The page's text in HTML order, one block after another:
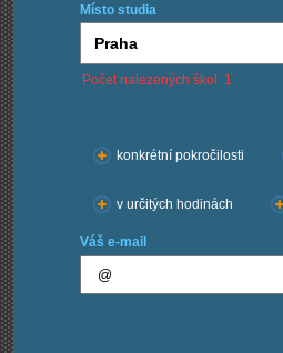
Místo studia
Počet nalezených škol: 1
konkrétní pokročilosti
v určitých hodinách
Váš e-mail